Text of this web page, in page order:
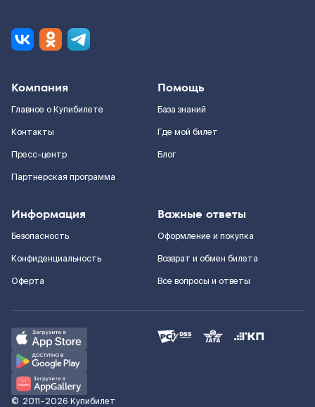
Компания
Главное о Купибилете
Контакты
Пресс-центр
Партнерская программа
Помощь
База знаний
Где мой билет
Блог
Информация
Безопасность
Конфиденциальность
Оферта
Важные ответы
Оформление и покупка
Возврат и обмен билета
Все вопросы и ответы
© 2011–2026 Купибилет